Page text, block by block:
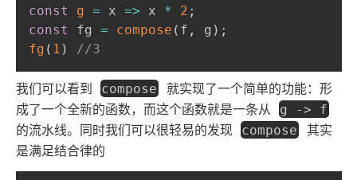
const
g = x => x * 2 ;
const fg = compose ( f , g ) ;
fg ( 1 ) //3
我们可以看到 compose就实现了一个简单的功能：形
成了一个全新的函数，而这个函数就是一条从
g -> f
的流水线。同时我们可以很轻易的发现 compose其实
是满足结合律的